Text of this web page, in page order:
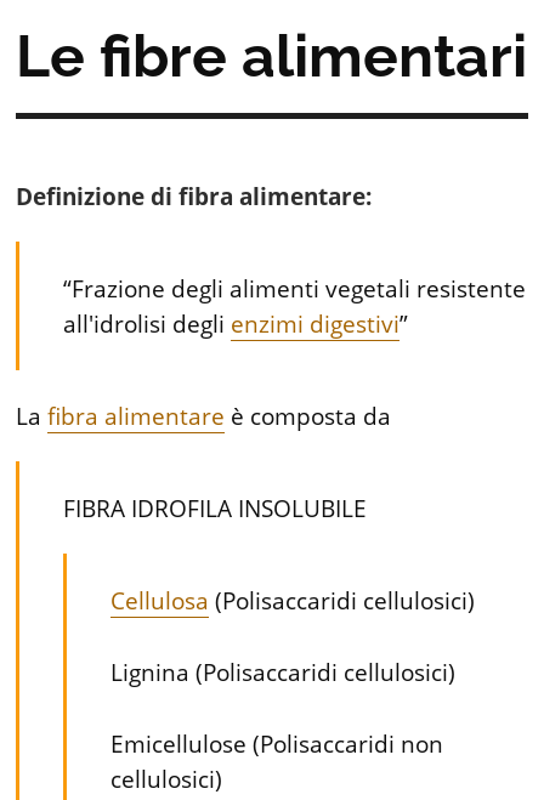
Le fibre alimentari
Definizione di fibra alimentare:
“Frazione degli alimenti vegetali resistente
all'idrolisi degli enzimi digestivi”
Lafibra alimentare è composta da
FIBRA IDROFILA INSOLUBILE
Cellulosa (Polisaccaridi cellulosici)
Lignina (Polisaccaridi cellulosici)
Emicellulose (Polisaccaridi non
cellulosici)